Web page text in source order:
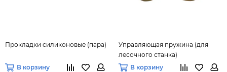
Прокладки силиконовые (пара)
В корзину
Управляющая пружина (для
лесочного станка)
В корзину